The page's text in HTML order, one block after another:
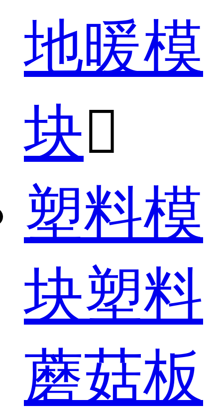
地暖模
块
塑料模
块塑料
蘑菇板